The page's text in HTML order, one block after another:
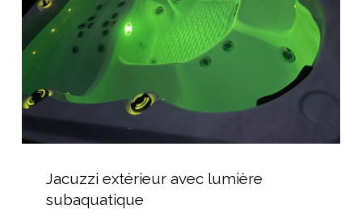
extérieurJacuzzi extérieur avec lumière
subaquatique